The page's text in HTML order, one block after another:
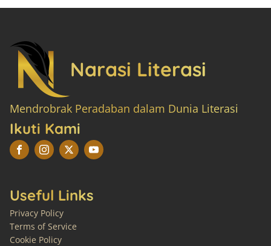
Narasi Literasi
Mendrobrak Peradaban dalam Dunia Literasi
Ikuti Kami
Useful Links
Privacy Policy
Terms of Service
Cookie Policy